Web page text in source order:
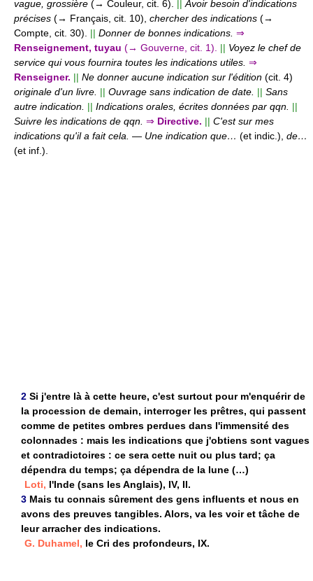
vague, grossière (→ Couleur, cit. 6). || Avoir besoin d'indications
précises (→ Français, cit. 10), chercher des indications (→
Compte, cit. 30).
|| Donner de bonnes indications. ⇒
Renseignement, tuyau (→ Gouverne, cit. 1). || Voyez le chef de
service qui vous fournira toutes les indications utiles. ⇒
Renseigner. || Ne donner aucune indication sur l'édition (cit. 4)
originale d'un livre. || Ouvrage sans indication de date. || Sans
autre indication. || Indications orales, écrites données par qqn. ||
Suivre les indications de qqn. ⇒ Directive. || C'est sur mes
indications qu'il a fait cela. — Une indication que… (et indic.), de…
(et inf.).
2 Si j'entre là à cette heure, c'est surtout pour m'enquérir de
la procession de demain, interroger les prêtres, qui passent
comme de petites ombres perdues dans l'immensité des
colonnades : mais les indications que j'obtiens sont vagues
et contradictoires : ce sera cette nuit ou plus tard; ça
dépendra du temps; ça dépendra de la lune (…)
Loti, l'Inde (sans les Anglais), IV, II.
3 Mais tu connais sûrement des gens influents et nous en
avons des preuves tangibles. Alors, va les voir et tâche de
leur arracher des indications.
G. Duhamel, le Cri des profondeurs, IX.